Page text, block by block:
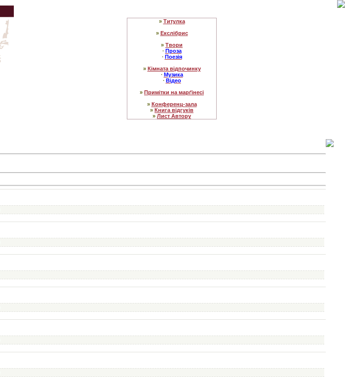
» Титулка
» Екслібрис
» Твори
∙ Проза
∙ Поезія
» Кімната відпочинку
∙ Музика
∙ Відео
» Примітки на марґінесі
» Конференц-зала
» Книга відгуків
» Лист Автору